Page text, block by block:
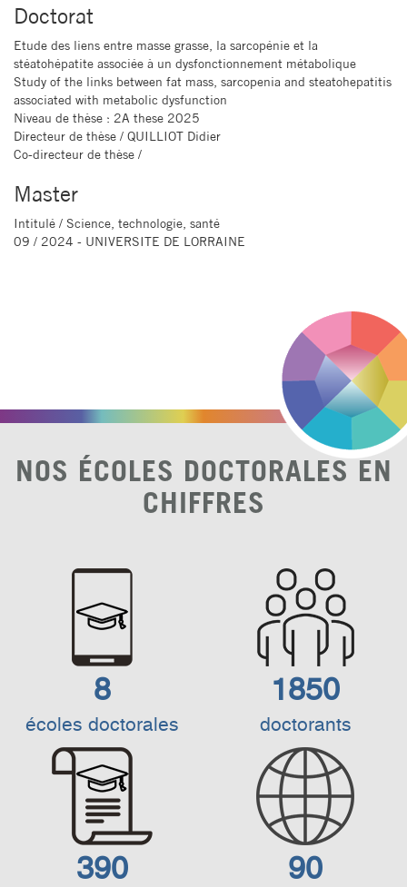
Doctorat
Etude des liens entre masse grasse, la sarcopénie et la
stéatohépatite associée à un dysfonctionnement métabolique
Study of the links between fat mass, sarcopenia and steatohepatitis
associated with metabolic dysfunction
Niveau de thèse : 2A these 2025
Directeur de thèse / QUILLIOT Didier
Co-directeur de thèse /
Master
Intitulé / Science, technologie, santé
09 / 2024 - UNIVERSITE DE LORRAINE
NOS ÉCOLES DOCTORALES EN
CHIFFRES
8
écoles doctorales
1850
doctorants
390 90